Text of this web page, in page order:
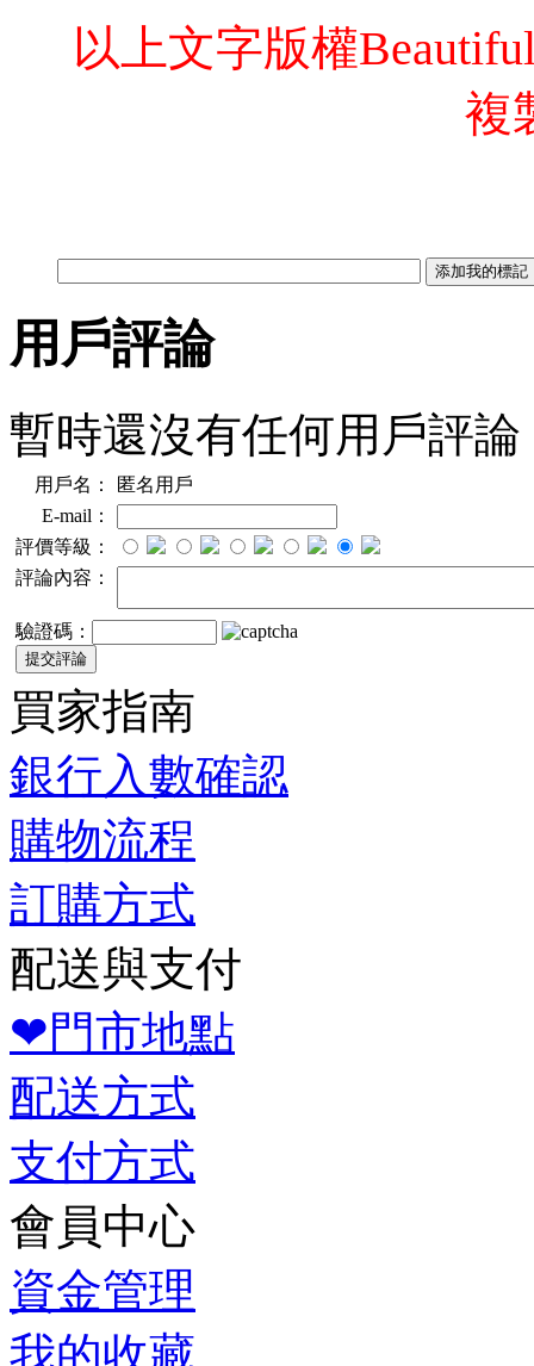
以上文字版權
複
用戶評論
暫時還沒有任何用戶評論
用戶名：
匿名用戶
E-mail：
評價等級：
評論內容：
驗證碼：
買家指南
銀行入數確認
購物流程
訂購方式
配送與支付
❤門市地點
配送方式
支付方式
會員中心
資金管理
我的收藏